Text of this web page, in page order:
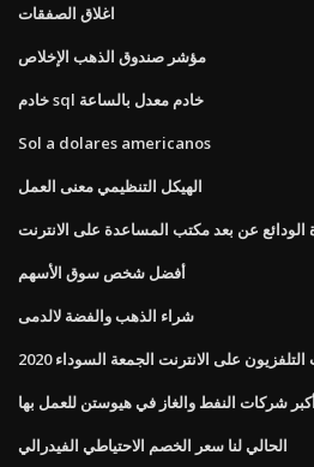
اغلاق الصفقات
مؤشر صندوق الذهب الإخلاص
خادم sql خادم معدل بالساعة
Sol a dolares americanos
الهيكل التنظيمي معنى العمل
الودائع عن بعد مكتب المساعدة على الانترنت
أفضل شخص سوق الأسهم
شراء الذهب والفضة لالدمى
على الانترنت الجمعة السوداء 2020
شركات النفط والغاز في هيوستن للعمل بها
الحالي لنا سعر الخصم الاحتياطي الفيدرالي